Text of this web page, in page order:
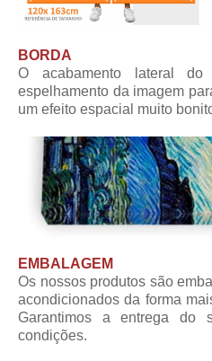
BORDA
O acabamento lateral
espelhamento da imagem
um efeito espacial muito
EMBALAGEM
Os nossos produtos são
acondicionados da forma
Garantimos a entrega do
condições.